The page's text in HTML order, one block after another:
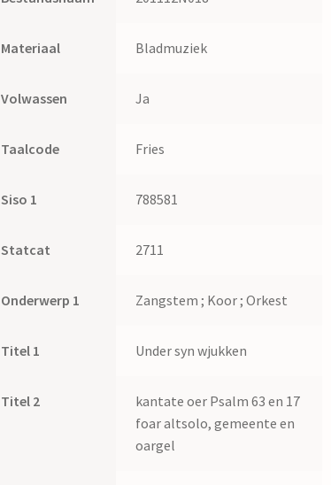
Materiaal Bladmuziek
Volwassen Ja
Taalcode Fries
Siso 1 788581
Statcat 2711
Onderwerp 1 Zangstem ; Koor ; Orkest
Titel 1 Under syn wjukken
Titel 2
kantate oer Psalm 63 en 17
foar altsolo, gemeente en
oargel